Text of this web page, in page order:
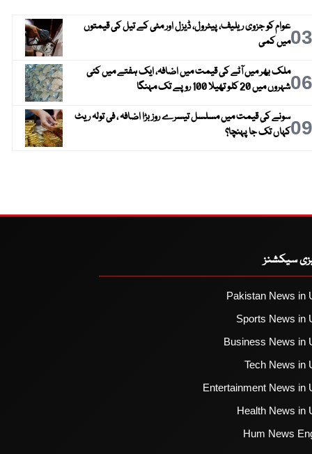
03عوام کو جزوی ریلیف، پیٹرول، ڈیزل اور مٹی کے تیل کی قیمتوں
میں کمی
06ملک بھر میں آٹے کی قیمت میں اضافہ، ایک ہفتے میں کئی
شہروں میں 20 کلو تھیلا 100 روپے تک مہنگا
09سونے کی قیمت میں مسلسل تیسرے روز بڑا اضافہ ، فی تولہ ریٹ
کہاں تک جا پہنچا؟
سیکشنز
Pakistan News in
Sports News in
Business News in
Tech News in
Entertainment News in
Health News in
Hum News